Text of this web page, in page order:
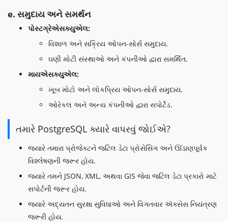
e. સમુદાય અને સમર્થન
પોસ્ટગ્રેએસક્યુએલ:
વિશાળ અને સક્રિય ઓપન-સોર્સ સમુદાય.
ઘણી મોટી સંસ્થાઓ અને કંપનીઓ દ્વારા સમર્થિત.
માયએસક્યુએલ:
ખૂબ મોટો અને લોકપ્રિય ઓપન-સોર્સ સમુદાય.
ઓરેકલ અને અન્ય કંપનીઓ દ્વારા સપોર્ટેડ.
તમારે PostgreSQL ક્યારે વાપરવું જોઈએ?
જ્યારે તમારા પ્રોજેક્ટને જટિલ ડેટા પ્રોસેસિંગ અને ઊંડાણપૂર્વક
વિશ્લેષણની જરૂર હોય.
જ્યારે તમને JSON, XML, અથવા GIS જેવા જટિલ ડેટા પ્રકારો માટે
સપોર્ટની જરૂર હોય.
જ્યારે અદ્યતન સુરક્ષા સુવિધાઓ અને વિગતવાર ઍક્સેસ નિયંત્રણ
જરૂરી હોય.